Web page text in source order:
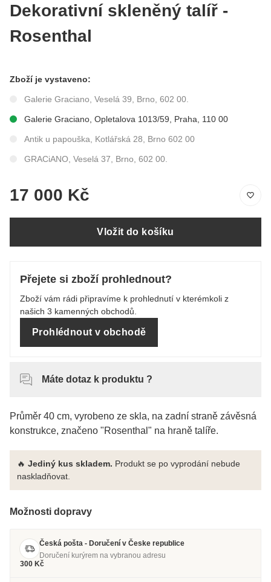
Dekorativní skleněný talíř -
Rosenthal
Zboží je vystaveno:
Galerie Graciano, Veselá 39, Brno, 602 00.
Galerie Graciano, Opletalova 1013/59, Praha, 110 00
Antik u papouška, Kotlářská 28, Brno 602 00
GRACiANO, Veselá 37, Brno, 602 00.
17 000 Kč
Vložit do košíku
Přejete si zboží prohlednout?
Zboží vám rádi připravíme k prohlednutí v kterémkoli z
našich 3 kamenných obchodů.
Prohlédnout v obchodě
Máte dotaz k produktu ?
Průměr 40 cm, vyrobeno ze skla, na zadní straně závěsná
konstrukce, značeno "Rosenthal" na hraně talíře.
🔥 Jediný kus skladem. Produkt se po vyprodání nebude
naskladňovat.
Možnosti dopravy
Česká pošta - Doručení v Česke republice
Doručení kurýrem na vybranou adresu
300 Kč